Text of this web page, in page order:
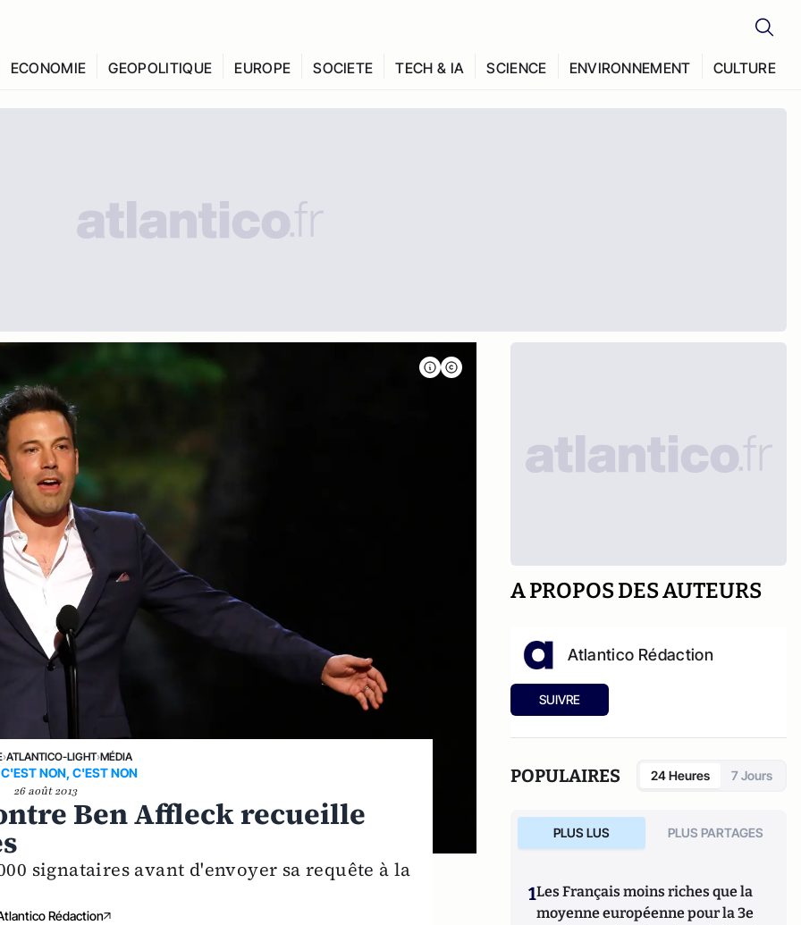
ECONOMIE GEOPOLITIQUE EUROPE SOCIETE TECH & IA SCIENCE ENVIRONNEMENT CULTURE
›ATLANTICO-LIGHT›MÉDIA
NON, C'EST NON
26 août 2013
Ben Affleck recueille
signataires avant d'envoyer sa requête à la
Rédaction
A PROPOS DES AUTEURS
Atlantico Rédaction
SUIVRE
POPULAIRES 24 Heures 7 Jours
PLUS LUS PLUS PARTAGES
1Les Français moins riches que la
moyenne européenne pour la 3e